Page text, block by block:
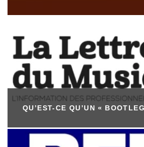
QU’EST-CE QU’UN «